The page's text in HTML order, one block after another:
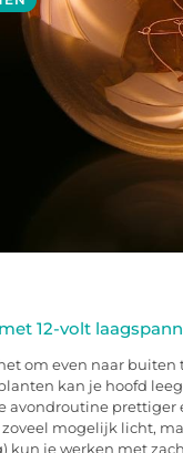
12-volt
om even naar
kan je hoofd
prettiger
mogelijk licht,
kun je werken met